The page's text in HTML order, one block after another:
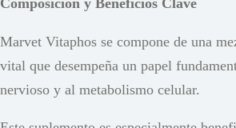
Composición y Beneficios Clave
Marvet Vitaphos se compone de una
vital que desempeña un papel
nervioso y al metabolismo celular.